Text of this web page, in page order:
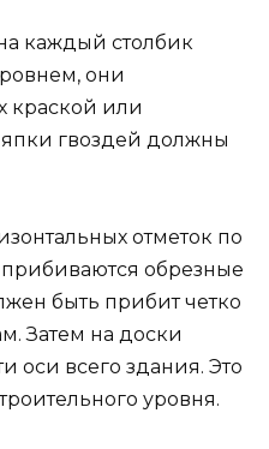
каждый столбик
они
краской или
гвоздей должны
отметок по
обрезные
быть прибит четко
Затем на доски
оси всего здания. Это
уровня.